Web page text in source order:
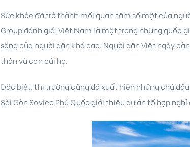
Sức khỏe đã trở thành mối quan tâm số một của
Group đánh giá, Việt Nam là một trong những quốc
sống của người dân khá cao. Người dân Việt ngày
thân và con cái họ.
Đặc biệt, thị trường cũng đã xuất hiện những chủ
Sài Gòn Sovico Phú Quốc giới thiệu dự án tổ hợp